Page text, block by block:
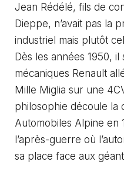
Jean Rédélé, fils de
Dieppe, n’avait pas la
industriel mais plutôt
Dès les années 1950,
mécaniques Renault
Mille Miglia sur une
philosophie découle la
Automobiles Alpine en
l’après-guerre où
sa place face aux